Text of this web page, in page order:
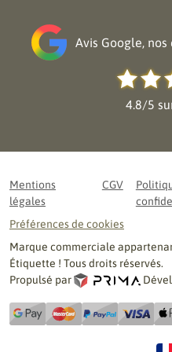
Avis Google,
4.8/5
Mentions
légales
CGV
Préférences de cookies
Marque commerciale
Étiquette ! Tous droits réservés.
Propulsé par